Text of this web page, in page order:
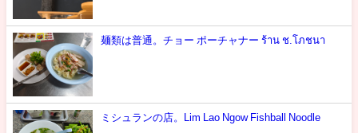
麺類は普通。チョー ポーチャナー ร้าน ช.โภชนา
ミシュランの店。Lim Lao Ngow Fishball Noodle